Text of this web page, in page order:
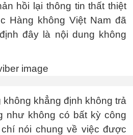
hồi lại thông tin thất thiệt
Hàng không Việt Nam đã
đây là nội dung không
khẳng định không trả
như không có bất kỳ công
nói chung về việc được